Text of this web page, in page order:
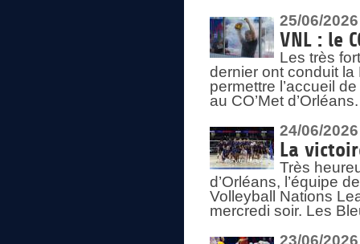
25/06/2026
VNL : le
Les très
dernier ont conduit
permettre l’accueil
au CO’Met d’Orléans.
24/06/2026
La
Très
d’Orléans, l’équipe
Volleyball Nations
mercredi soir. Les
23/06/2026